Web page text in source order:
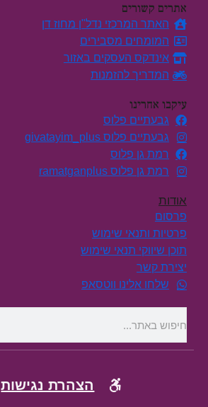
אתרים קשורים
האתר המרכזי נדל"ן מחוז דן
המומחים מסבירים
אינדקס העסקים באזור
המדריך להזמנות
עיקבו אחרינו
גבעתיים פלוס
גבעתיים פלוס givatayim_plus
רמת גן פלוס
רמת גן פלוס ramatganplus
אודות
פרסום
פרטיות ותנאי שימוש
תוכן שיווקי תנאי שימוש
יצירת קשר
שלחו אלינו ווטסאפ
הצהרת נגישות